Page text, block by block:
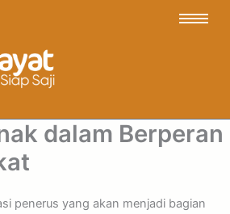
dalam Berperan
penerus yang akan menjadi bagian